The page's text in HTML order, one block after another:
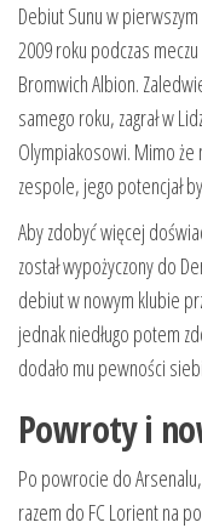
Debiut Sunu w
2009 roku podczas
Bromwich Albion.
samego roku, zagrał w
Olympiakosowi. Mimo że
zespole, jego potencjał
Aby zdobyć więcej
został wypożyczony do
debiut w nowym klubie
jednak niedługo potem
dodało mu pewności
Powroty i
Po powrocie do
razem do FC Lorient na